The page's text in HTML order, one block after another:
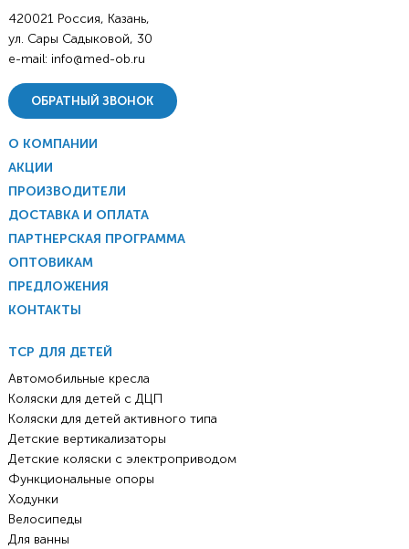
420021 Россия, Казань,
ул. Сары Садыковой, 30
e-mail: info@med-ob.ru
ОБРАТНЫЙ ЗВОНОК
О КОМПАНИИ
АКЦИИ
ПРОИЗВОДИТЕЛИ
ДОСТАВКА И ОПЛАТА
ПАРТНЕРСКАЯ ПРОГРАММА
ОПТОВИКАМ
ПРЕДЛОЖЕНИЯ
КОНТАКТЫ
ТСР ДЛЯ ДЕТЕЙ
Автомобильные кресла
Коляски для детей с ДЦП
Коляски для детей активного типа
Детские вертикализаторы
Детские коляски с электроприводом
Функциональные опоры
Ходунки
Велосипеды
Для ванны